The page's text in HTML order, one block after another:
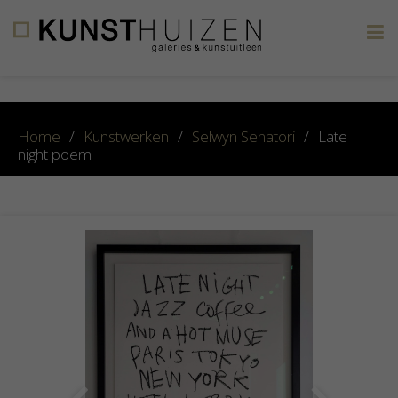
Home / Kunstwerken / Selwyn Senatori / Late
night poem